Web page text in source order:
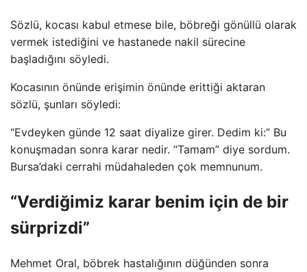
Sözlü, kocası kabul etmese bile, böbreği gönüllü olarak
vermek istediğini ve hastanede nakil sürecine
başladığını söyledi.
Kocasının önünde erişimin önünde erittiği aktaran
sözlü, şunları söyledi:
“Evdeyken günde 12 saat diyalize girer. Dedim ki:” Bu
konuşmadan sonra karar nedir. “Tamam” diye sordum.
Bursa’daki cerrahi müdahaleden çok memnunum.
“Verdiğimiz karar benim için de bir
sürprizdi”
Mehmet Oral, böbrek hastalığının düğünden sonra